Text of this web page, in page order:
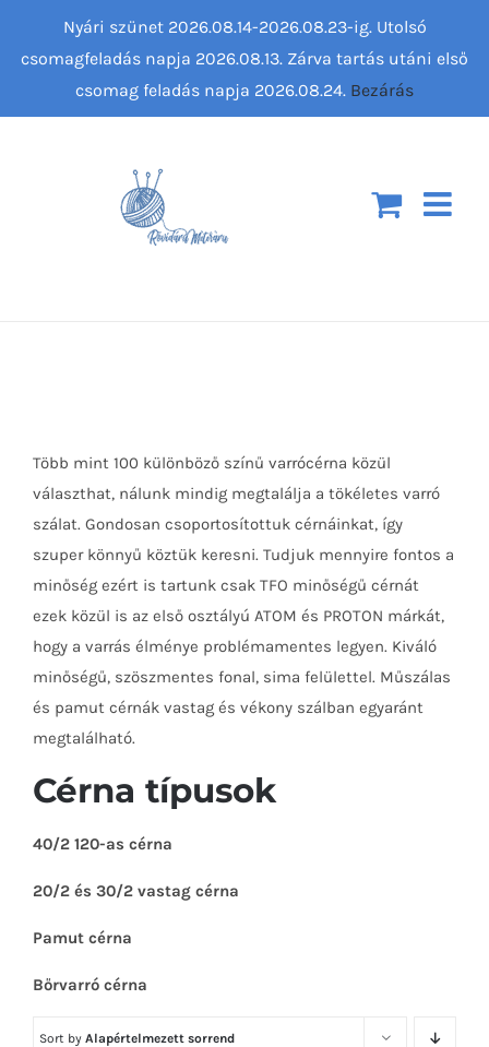
Több mint 100 különböző színű varrócérna közül
választhat, nálunk mindig megtalálja a tökéletes varró
szálat. Gondosan csoportosítottuk cérnáinkat, így
szuper könnyű köztük keresni. Tudjuk mennyire fontos a
minőség ezért is tartunk csak TFO minőségű cérnát
ezek közül is az első osztályú ATOM és PROTON márkát,
hogy a varrás élménye problémamentes legyen. Kiváló
minőségű, szöszmentes fonal, sima felülettel. Műszálas
és pamut cérnák vastag és vékony szálban egyaránt
megtalálható.
Cérna típusok
40/2 120-as cérna
20/2 és 30/2 vastag cérna
Pamut cérna
Bőrvarró cérna
Sort by Alapértelmezett sorrend
Nyári szünet 2026.08.14-2026.08.23-ig. Utolsó
csomagfeladás napja 2026.08.13. Zárva tartás utáni első
csomag feladás napja 2026.08.24. Bezárás